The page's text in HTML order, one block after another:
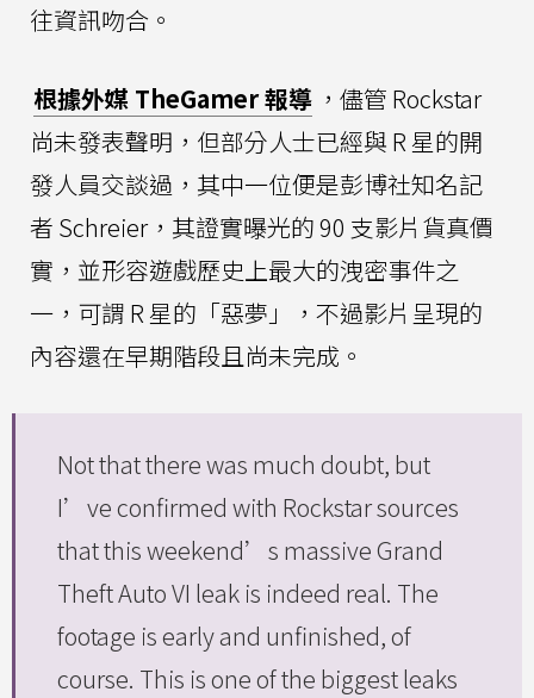
往資訊吻合。
根據外媒 TheGamer 報導 ，儘管 Rockstar
尚未發表聲明，但部分人士已經與 R 星的開
發人員交談過，其中一位便是彭博社知名記
者 Schreier，其證實曝光的 90 支影片貨真價
實，並形容遊戲歷史上最大的洩密事件之
一，可謂 R 星的「惡夢」，不過影片呈現的
內容還在早期階段且尚未完成。
Not that there was much doubt, but
I’ve confirmed with Rockstar sources
that this weekend’s massive Grand
Theft Auto VI leak is indeed real. The
footage is early and unfinished, of
course. This is one of the biggest leaks